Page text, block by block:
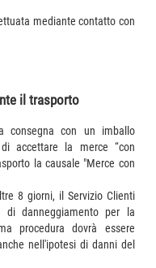
mediante contatto con
il trasporto
consegna con un imballo
accettare la merce “con
la causale "Merce con
8 giorni, il Servizio Clienti
di danneggiamento per la
procedura dovrà essere
nell'ipotesi di danni del